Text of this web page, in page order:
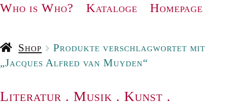
Who is Who? Kataloge Homepage
Shop
Produkte verschlagwortet mit
„Jacques Alfred van Muyden“
Literatur . Musik . Kunst .